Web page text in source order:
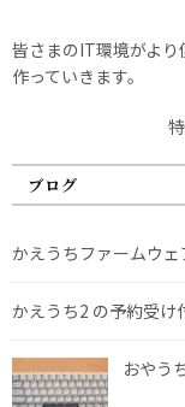
皆さまのIT環境がよ
作っていきます。
ブログ
かえうちファームウ
かえうち2 の予約受け
おやう